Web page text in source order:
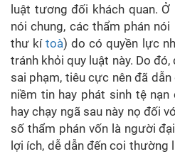
luật tương đối khách quan.
nói chung, các thẩm phán
thư kítoà) do có quyền lực
tránh khỏi quy luật này. Do
sai phạm, tiêu cực nên đã
niềm tin hay phát sinh tệ
hay chạy ngã sau này nọ đối
số thẩm phán vốn là người
lợi ích, dễ dẫn đến coi thường